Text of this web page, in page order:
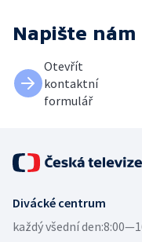
Napište nám
Otevřít
kontaktní
formulář
Divácké centrum
každý všední den: